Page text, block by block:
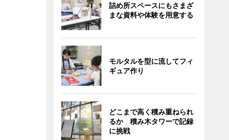
詰め所スペースにもさまざ
まな資料や体験を用意する
モルタルを型に流してフィ
ギュア作り
どこまで高く積み重ねられ
るか 積み木タワーで記録
に挑戦